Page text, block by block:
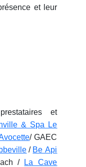
et leur
et
& Spa Le
/ GAEC
/ Be Api
/
La Cave